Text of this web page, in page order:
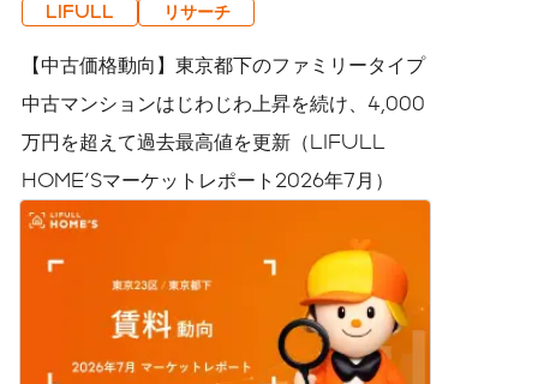
LIFULL リサーチ
【中古価格動向】東京都下のファミリータイプ
中古マンションはじわじわ上昇を続け、4,000
万円を超えて過去最高値を更新（LIFULL
HOME'Sマーケットレポート2026年7月）